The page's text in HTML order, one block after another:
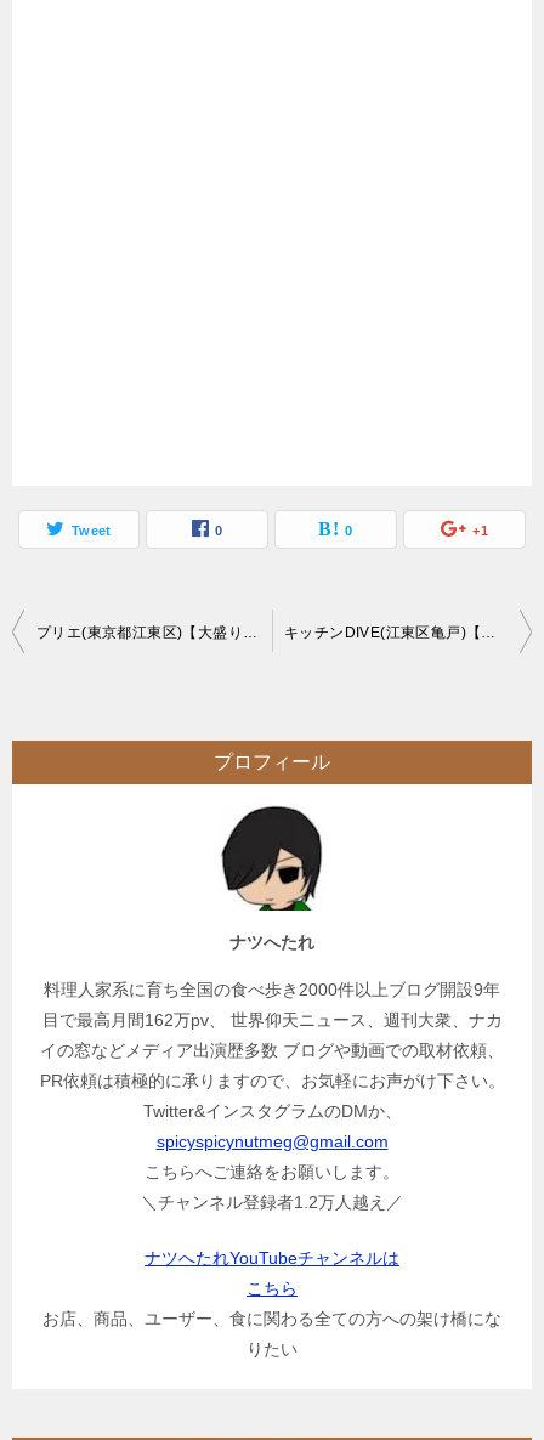
Tweet 0 0 +1
投
ビ
ゲ
プロフィール
ナツへたれ
料理人家系に育ち全国の食べ歩き2000件以上ブログ開設9年
目で最高月間162万pv、 世界仰天ニュース、週刊大衆、ナカ
イの窓などメディア出演歴多数 ブログや動画での取材依頼、
PR依頼は積極的に承りますので、お気軽にお声がけ下さい。
Twitter&インスタグラムのDMか、
spicyspicynutmeg@gmail.com
こちらへご連絡をお願いします。
＼チャンネル登録者1.2万人越え／
ナツへたれYouTubeチャンネルは
こちら
お店、商品、ユーザー、食に関わる全ての方への架け橋にな
りたい